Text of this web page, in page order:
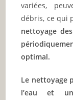
variées,
débris, ce qui
nettoyage
optimal.
Le nettoyage
l’eau et